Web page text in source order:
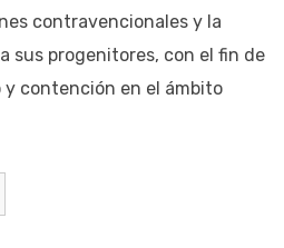
contravencionales y la
sus progenitores, con el fin de
contención en el ámbito